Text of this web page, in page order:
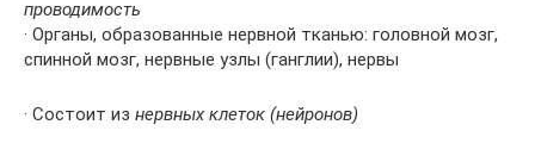
проводимость
· Органы, образованные нервной тканью: головной мозг,
спинной мозг, нервные узлы (ганглии), нервы
· Состоит из нервных клеток (нейронов)